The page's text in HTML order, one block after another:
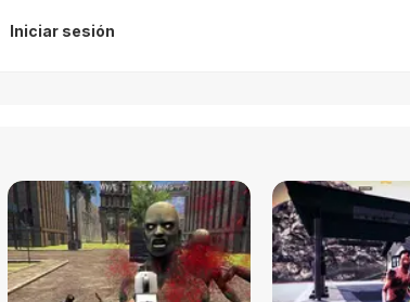
Iniciar sesión